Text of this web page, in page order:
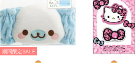
期間限定SALE